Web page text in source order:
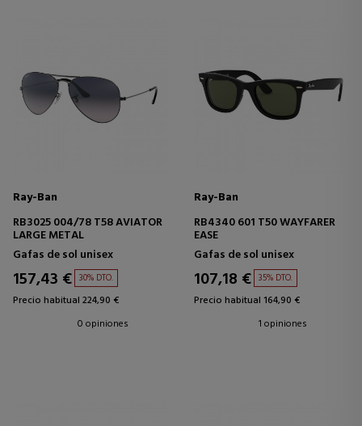
Ray-Ban
RB3025 004/78 T58 AVIATOR
LARGE METAL
Gafas de sol unisex
157,43 € 30% DTO.
Precio habitual 224,90 €
0 opiniones
Ray-Ban
RB4340 601 T50 WAYFARER
EASE
Gafas de sol unisex
107,18 € 35% DTO.
Precio habitual 164,90 €
1 opiniones